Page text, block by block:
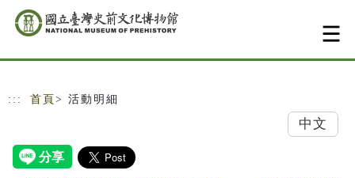
跳到主要內容
網站導覽
::: 首頁 > 活動明細
中文